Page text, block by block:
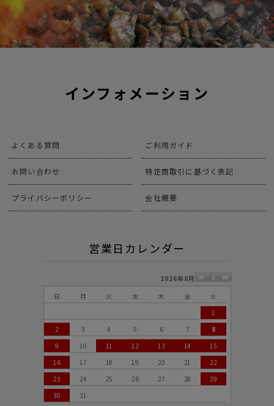
インフォメーション
よくある質問 ご利用ガイド
お問い合わせ 特定商取引に基づく表記
プライバシーポリシー 会社概要
営業日カレンダー
2026年8月
日
月 火 水 木 金
土
1
2
3 4 5 6 7
8
9
10 11 12 13 14
15
16
17 18 19 20 21
22
23
24 25 26 27 28
29
30
31